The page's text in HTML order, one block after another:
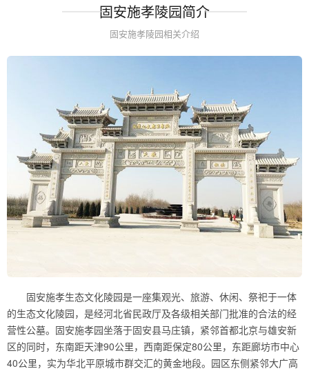
固安施孝陵园简介
固安施孝陵园相关介绍
固安施孝生态文化陵园是一座集观光、旅游、休闲、祭祀于一体
的生态文化陵园，是经河北省民政厅及各级相关部门批准的合法的经
营性公墓。固安施孝园坐落于固安县马庄镇，紧邻首都北京与雄安新
区的同时，东南距天津90公里，西南距保定80公里，东距廊坊市中心
40公里，实为华北平原城市群交汇的黄金地段。园区东侧紧邻大广高